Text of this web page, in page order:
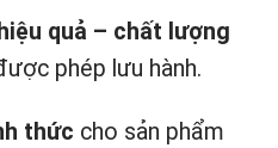
quả – chất lượng
phép lưu hành.
thức cho sản phẩm